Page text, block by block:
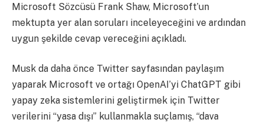
Microsoft Sözcüsü Frank Shaw, Microsoft’un
mektupta yer alan soruları inceleyeceğini ve ardından
uygun şekilde cevap vereceğini açıkladı.
Musk da daha önce Twitter sayfasından paylaşım
yaparak Microsoft ve ortağı OpenAI’yi ChatGPT gibi
yapay zeka sistemlerini geliştirmek için Twitter
verilerini “yasa dışı” kullanmakla suçlamış, “dava